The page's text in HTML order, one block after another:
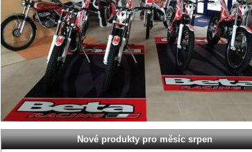
Nové produkty pro měsíc srpen